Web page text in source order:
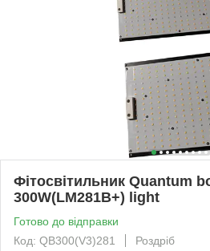
Фітосвітильник Quantum
300W(LM281В+) light
Готово до відправки
Код: QB300(V3)281
Роздріб